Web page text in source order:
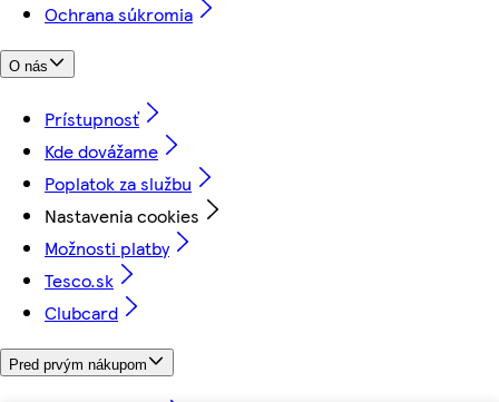
Ochrana súkromia
O nás
Prístupnosť
Kde dovážame
Poplatok za službu
Nastavenia cookies
Možnosti platby
Tesco.sk
Clubcard
Pred prvým nákupom